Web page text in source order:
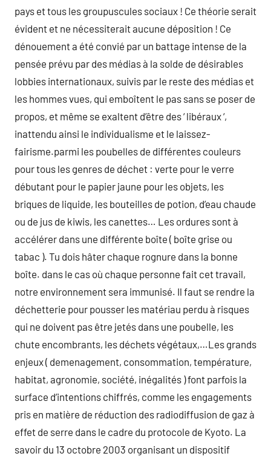
pays et tous les groupuscules sociaux ! Ce théorie serait
évident et ne nécessiterait aucune déposition ! Ce
dénouement a été convié par un battage intense de la
pensée prévu par des médias à la solde de désirables
lobbies internationaux, suivis par le reste des médias et
les hommes vues, qui emboîtent le pas sans se poser de
propos, et même se exaltent d’être des ‘ libéraux ‘,
inattendu ainsi le individualisme et le laissez-
fairisme.parmi les poubelles de différentes couleurs
pour tous les genres de déchet : verte pour le verre
débutant pour le papier jaune pour les objets, les
briques de liquide, les bouteilles de potion, d’eau chaude
ou de jus de kiwis, les canettes… Les ordures sont à
accélérer dans une différente boîte ( boîte grise ou
tabac ). Tu dois hâter chaque rognure dans la bonne
boîte. dans le cas où chaque personne fait cet travail,
notre environnement sera immunisé. Il faut se rendre la
déchetterie pour pousser les matériau perdu à risques
qui ne doivent pas être jetés dans une poubelle, les
chute encombrants, les déchets végétaux,…Les grands
enjeux ( demenagement, consommation, température,
habitat, agronomie, société, inégalités ) font parfois la
surface d’intentions chiffrés, comme les engagements
pris en matière de réduction des radiodiffusion de gaz à
effet de serre dans le cadre du protocole de Kyoto. La
savoir du 13 octobre 2003 organisant un dispositif